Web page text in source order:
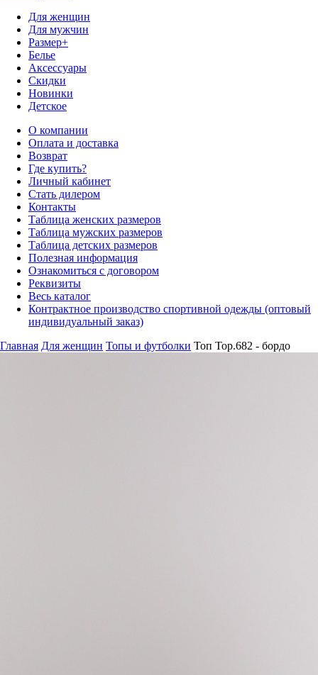
Для женщин
Для мужчин
Размер+
Белье
Аксессуары
Скидки
Новинки
Детское
О компании
Оплата и доставка
Возврат
Где купить?
Личный кабинет
Стать дилером
Контакты
Таблица женских размеров
Таблица мужских размеров
Таблица детских размеров
Полезная информация
Ознакомиться с договором
Реквизиты
Весь каталог
Контрактное производство спортивной одежды (оптовый
индивидуальный заказ)
Главная Для женщин Топы и футболки Топ Top.682 - бордо